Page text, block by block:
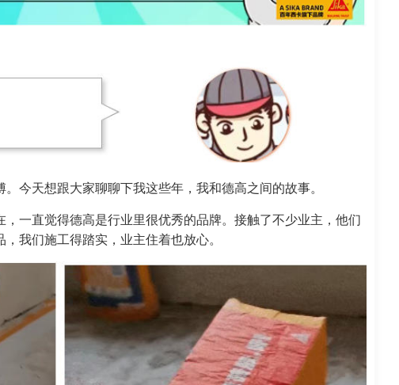
今天想跟大家聊聊下我这些年，我和德高之间的故事。
，一直觉得德高是行业里很优秀的品牌。接触了不少业主，他们
我们施工得踏实，业主住着也放心。